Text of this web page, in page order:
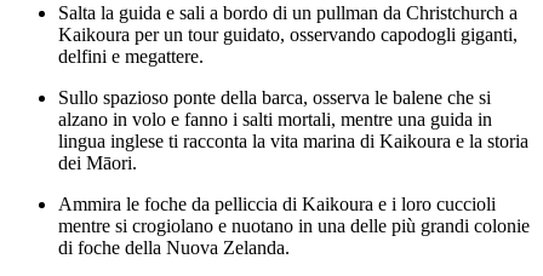
Salta la guida e sali a bordo di un pullman da Christchurch a
Kaikoura per un tour guidato, osservando capodogli giganti,
delfini e megattere.
Sullo spazioso ponte della barca, osserva le balene che si
alzano in volo e fanno i salti mortali, mentre una guida in
lingua inglese ti racconta la vita marina di Kaikoura e la storia
dei Māori.
Ammira le foche da pelliccia di Kaikoura e i loro cuccioli
mentre si crogiolano e nuotano in una delle più grandi colonie
di foche della Nuova Zelanda.